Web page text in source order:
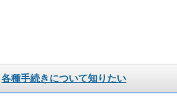
各種手続きについて知りたい